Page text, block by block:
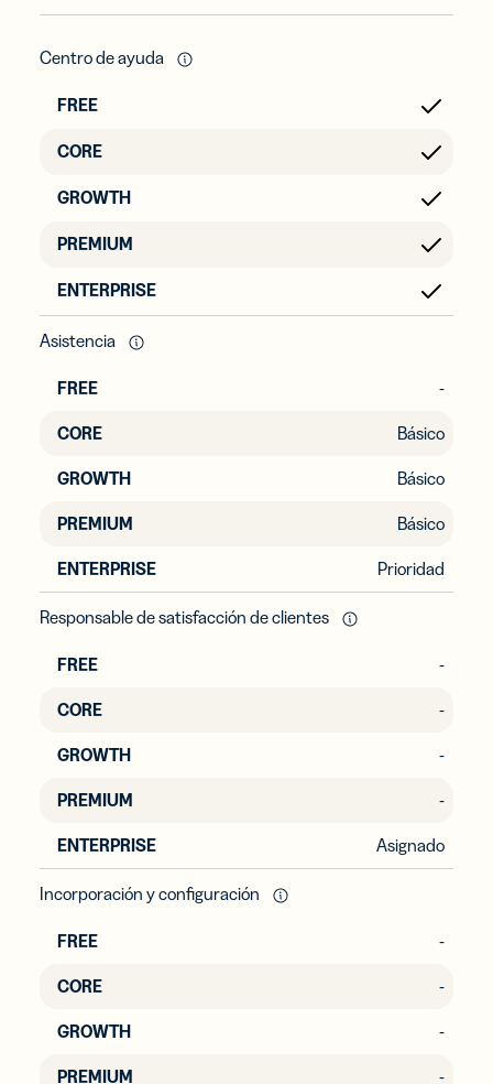
Centro de ayuda
Asistencia
-
Básico
Básico
Básico
Prioridad
Responsable de satisfacción de clientes
-
-
-
-
Asignado
Incorporación y configuración
-
-
-
-